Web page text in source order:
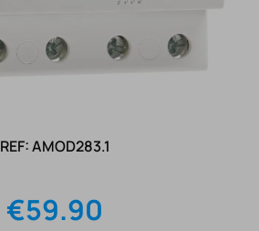
REF: AMOD283.1
€59.90